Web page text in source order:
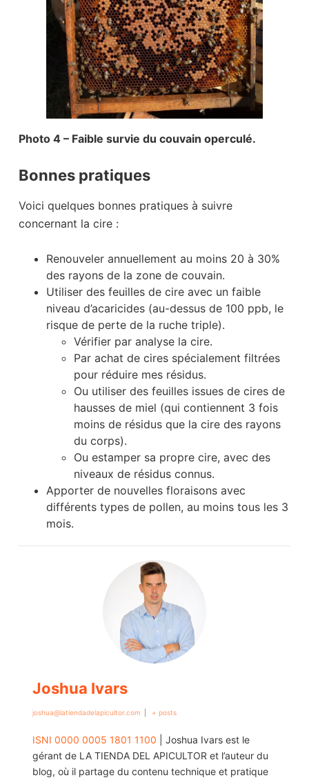
Photo 4 – Faible survie du couvain operculé.
Bonnes pratiques
Voici quelques bonnes pratiques à suivre
concernant la cire :
Renouveler annuellement au moins 20 à 30%
des rayons de la zone de couvain.
Utiliser des feuilles de cire avec un faible
niveau d’acaricides (au-dessus de 100 ppb, le
risque de perte de la ruche triple).
Vérifier par analyse la cire.
Par achat de cires spécialement filtrées
pour réduire mes résidus.
Ou utiliser des feuilles issues de cires de
hausses de miel (qui contiennent 3 fois
moins de résidus que la cire des rayons
du corps).
Ou estamper sa propre cire, avec des
niveaux de résidus connus.
Apporter de nouvelles floraisons avec
différents types de pollen, au moins tous les 3
mois.
Joshua Ivars
joshua@latiendadelapicultor.com + posts
ISNI 0000 0005 1801 1100 | Joshua Ivars est le
gérant de LA TIENDA DEL APICULTOR et l’auteur du
blog, où il partage du contenu technique et pratique